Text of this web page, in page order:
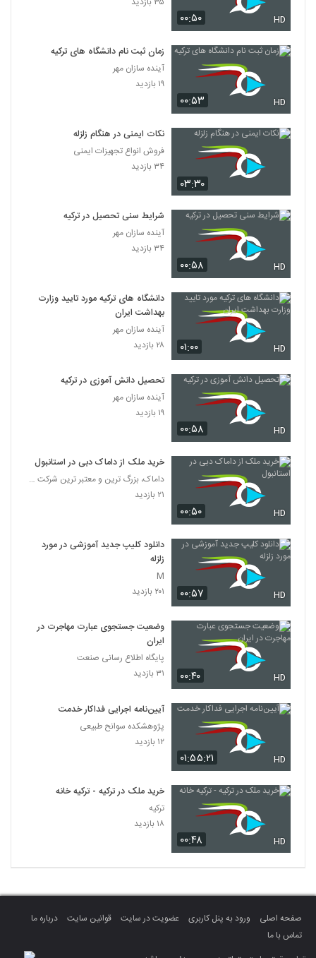
۰۰:۵۰ HD
۰۰:۵۳ HD
زمان ثبت نام دانشگاه های ترکیه
آینده سازان مهر
۱۹ بازدید
۰۳:۳۰
نکات ایمنی در هنگام زلزله
فروش انواع تجهیزات ایمنی
۳۴ بازدید
۰۰:۵۸ HD
شرایط سنی تحصیل در ترکیه
آینده سازان مهر
۳۴ بازدید
۰۱:۰۰ HD
دانشگاه های ترکیه مورد تایید وزارت
بهداشت ایران
آینده سازان مهر
۲۸ بازدید
۰۰:۵۸ HD
تحصیل دانش آموزی در ترکیه
آینده سازان مهر
۱۹ بازدید
۰۰:۵۰ HD
خرید ملک از داماک دبی در استانبول
داماک، بزرگ ترین و معتبر ترین شرکت ساختمانی جهان
۲۱ بازدید
۰۰:۵۷ HD
دانلود کلیپ جدید آموزشی در مورد
زلزله
M
۲۰۱ بازدید
۰۰:۴۰ HD
وضعیت جستجوی عبارت مهاجرت در
ایران
پایگاه اطلاع رسانی صنعت
۳۱ بازدید
۰۱:۵۵:۲۱ HD
آیین‌نامه اجرایی فداکار خدمت
پژوهشکده سوانح طبیعی
۱۲ بازدید
۰۰:۴۸ HD
خرید ملک در ترکیه - ترکیه خانه
ترکیه
۱۸ بازدید
صفحه اصلی ورود به پنل کاربری عضویت در سایت قوانین سایت
درباره ما
تماس با ما